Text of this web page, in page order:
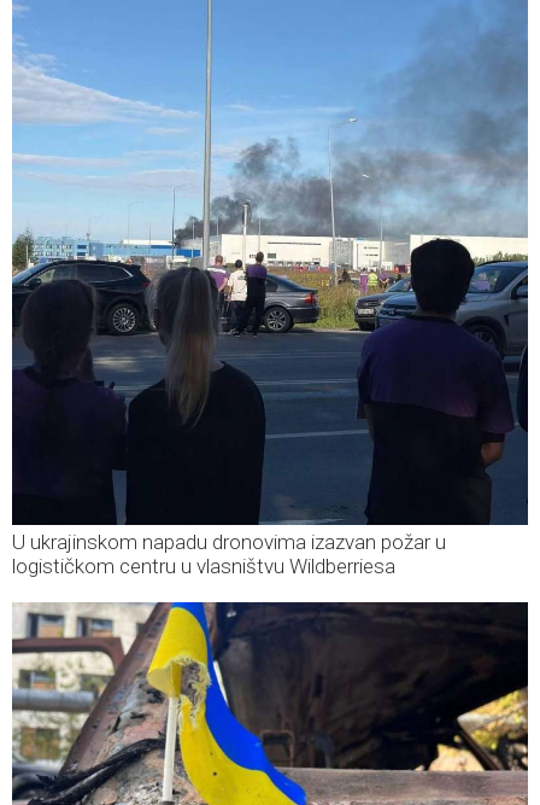
U ukrajinskom napadu dronovima izazvan požar u
logističkom centru u vlasništvu Wildberriesa